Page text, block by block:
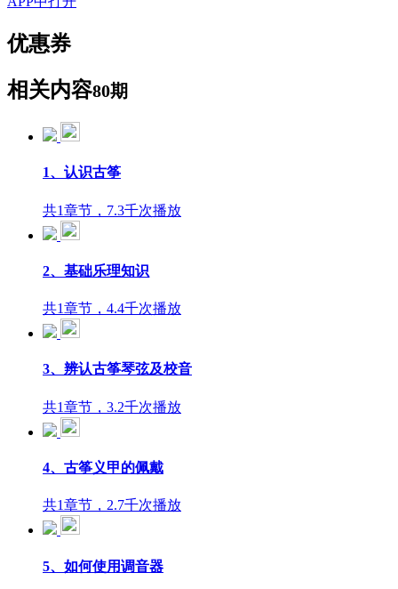
优惠券
相关内容80期
1、认识古筝
共1章节，7.3千次播放
2、基础乐理知识
共1章节，4.4千次播放
3、辨认古筝琴弦及校音
共1章节，3.2千次播放
4、古筝义甲的佩戴
共1章节，2.7千次播放
5、如何使用调音器